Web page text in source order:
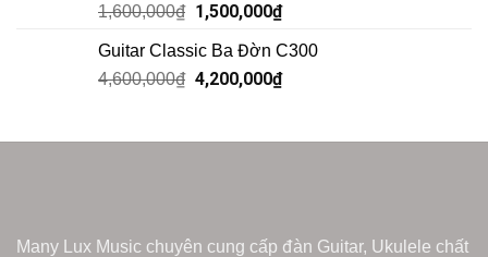
1,600,000₫ 1,500,000₫
Guitar Classic Ba Đờn C300
4,600,000₫ 4,200,000₫
Many Lux Music chuyên cung cấp đàn Guitar, Ukulele chất